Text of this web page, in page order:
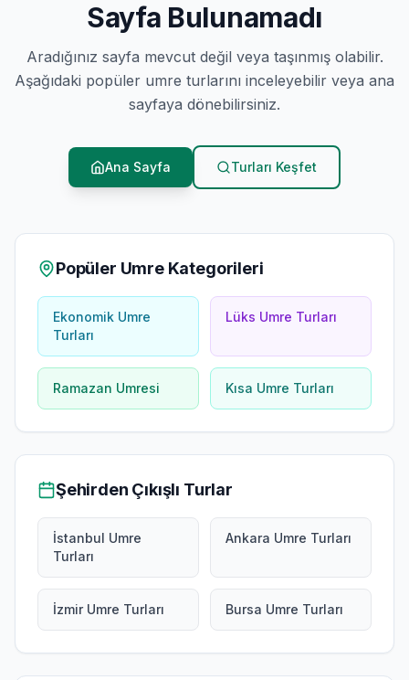
Sayfa Bulunamadı
Aradığınız sayfa mevcut değil veya taşınmış olabilir.
Aşağıdaki popüler umre turlarını inceleyebilir veya ana
sayfaya dönebilirsiniz.
Ana Sayfa Turları Keşfet
Popüler Umre Kategorileri
Ekonomik Umre
Turları
Lüks Umre Turları
Ramazan Umresi Kısa Umre Turları
Şehirden Çıkışlı Turlar
İstanbul Umre
Turları
Ankara Umre Turları
İzmir Umre Turları Bursa Umre Turları